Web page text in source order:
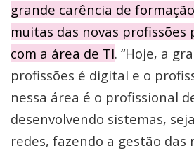
grande carência de
muitas das novas profissões
com a área de TI. “Hoje, a
profissões é digital e o
nessa área é o profissional
desenvolvendo sistemas,
redes, fazendo a gestão das